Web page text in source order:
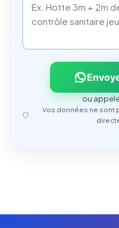
ou
Vos données ne sont